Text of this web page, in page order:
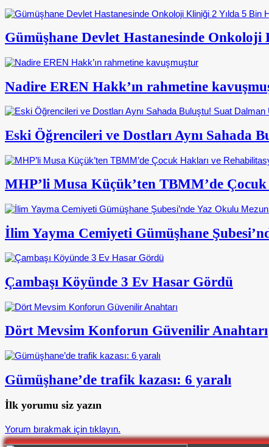
Gümüşhane Devlet Hastanesinde
Nadire EREN Hakk’ın rahmetine
Eski Öğrencileri ve Dostları Aynı Sahada
MHP’li Musa Küçük’ten TBMM’de
İlim Yayma Cemiyeti Gümüşhane
Çambaşı Köyünde 3 Ev Hasar Gördü
Dört Mevsim Konforun Güvenilir Anahtarı
Gümüşhane’de trafik kazası: 6 yaralı
İlk yorumu siz yazın
Yorum bırakmak için tıklayın.